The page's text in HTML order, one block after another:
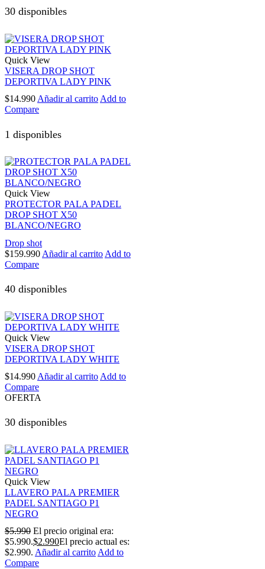
30 disponibles
Quick View
VISERA DROP SHOT
DEPORTIVA LADY PINK
$14.990 Añadir al carrito Add to
Compare
1 disponibles
Quick View
PROTECTOR PALA PADEL
DROP SHOT X50
BLANCO/NEGRO
Drop shot
$159.990 Añadir al carrito Add to
Compare
40 disponibles
Quick View
VISERA DROP SHOT
DEPORTIVA LADY WHITE
$14.990 Añadir al carrito Add to
Compare
OFERTA
30 disponibles
Quick View
LLAVERO PALA PREMIER
PADEL SANTIAGO P1
NEGRO
$5.990 El precio original era:
$5.990.$2.990El precio actual es:
$2.990. Añadir al carrito Add to
Compare